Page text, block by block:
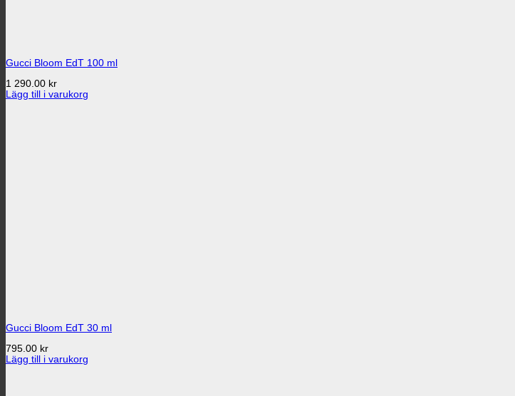
Gucci Bloom EdT 100 ml
1 290.00 kr
Lägg till i varukorg
Gucci Bloom EdT 30 ml
795.00 kr
Lägg till i varukorg